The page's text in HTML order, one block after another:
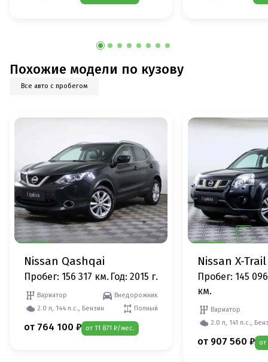
Похожие модели по кузову
Все авто с пробегом
Nissan Qashqai
Пробег: 156 317 км. Год: 2015 г.
Вариатор
Внедорожник
2.0 л, 144 л.с., Бензин
Полный
от 764 100 ₽ от 11 871 ₽/мес.
Nissan X-Trail
Пробег: 145 096
км.
Вариатор
2.0 л, 141 л.с.,
от 907 560 ₽